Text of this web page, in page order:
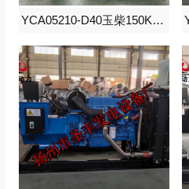
YCA05210-D40玉柴150KW柴油发电机组